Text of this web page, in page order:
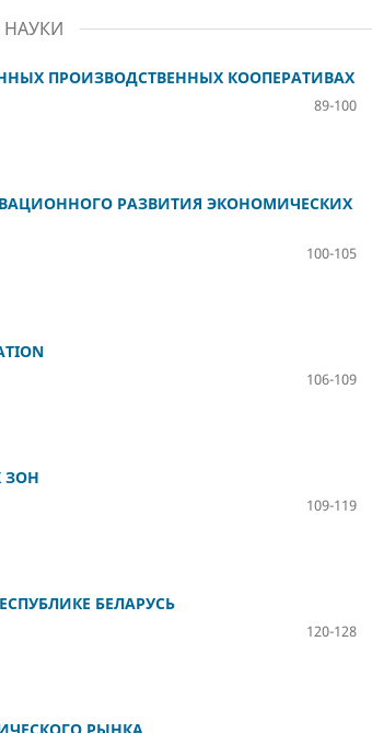
ПРОИЗВОДСТВЕННЫХ КООПЕРАТИВАХ
89-100
РАЗВИТИЯ ЭКОНОМИЧЕСКИХ
100-105
106-109
ЗОН
109-119
БЕЛАРУСЬ
120-128
РЫНКА